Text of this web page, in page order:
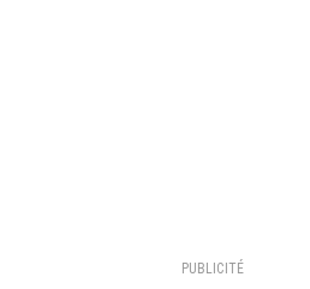
PUBLICITÉ